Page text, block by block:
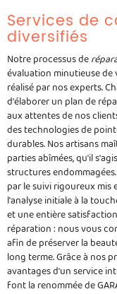
Services de
diversifiés
Notre processus de
évaluation minutieuse
réalisé par nos experts.
d'élaborer un plan de
aux attentes de nos
des technologies de
durables. Nos artisans
parties abîmées, qu'il
structures
par le suivi rigoureux mis
l'analyse initiale à la
et une entière
réparation : nous vous
afin de préserver la
long terme. Grâce à nos
avantages d'un service
font la renommée de